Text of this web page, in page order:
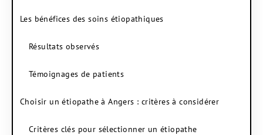
Les bénéfices des soins étiopathiques
Résultats observés
Témoignages de patients
Choisir un étiopathe à Angers : critères à considérer
Critères clés pour sélectionner un étiopathe